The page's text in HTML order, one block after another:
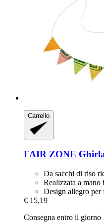
Carrello
FAIR ZONE
Da sacchi di riso
Realizzata a
Design allegro per
€ 15,19
Consegna entro il giorno